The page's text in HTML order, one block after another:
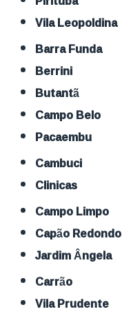
Vila Leopoldina
Barra Funda
Berrini
Butantã
Campo Belo
Pacaembu
Cambuci
Clinicas
Campo Limpo
Capão Redondo
Jardim Ângela
Carrão
Vila Prudente